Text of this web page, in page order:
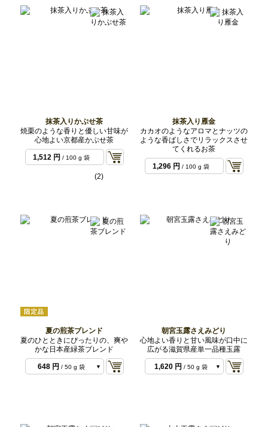
抹茶入りかぶせ茶
焼栗のような香りと優しい甘味が
心地よい京都産かぶせ茶
1,512 円 / 100 g 袋
(2)
抹茶入り雁金
カカオのようなアロマとナッツの
ような香ばしさでリラックスさせ
てくれるお茶
1,296 円 / 100 g 袋
夏の煎茶ブレンド
夏のひとときにぴったりの、爽や
かな日本産緑茶ブレンド
648 円 / 50 g 袋
朝宮玉露さえみどり
心地よい香りと甘い風味が口中に
広がる滋賀県産単一品種玉露
1,620 円 / 50 g 袋